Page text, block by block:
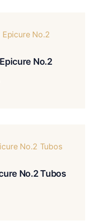
No.2
No.2 Tubos